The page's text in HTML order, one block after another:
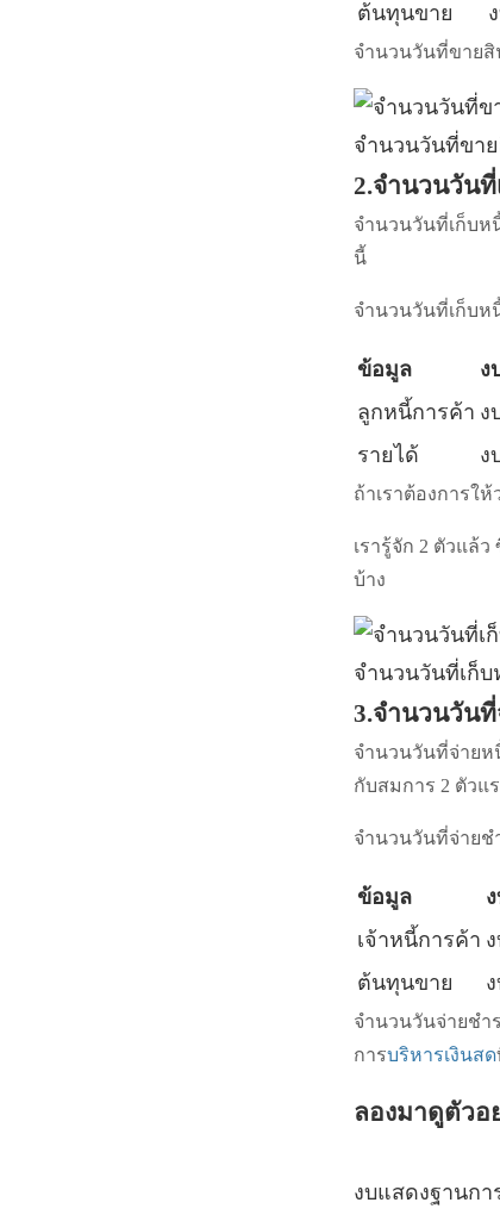
ต้นทุนขาย
จำนวนวันที่ขายสิ
จำนวนวันที่ขา
2.จำนวนวัน
จำนวนวันที่เก็บห
นี้
จำนวนวันที่เก็บห
ข้อมูล
ง
ลูกหนี้การค้า ง
รายได้
ง
ถ้าเราต้องการใ
เรารู้จัก 2 ตัวแล้
บ้าง
จำนวนวันที่เก็บ
3.จำนวนวัน
จำนวนวันที่จ่ายห
กับสมการ 2 ตัวแ
จำนวนวันที่จ่ายช
ข้อมูล
เจ้าหนี้การค้า
ต้นทุนขาย
จำนวนวันจ่ายชำ
การบริหารเงินสด
ลองมาดูตัวอ
งบแสดงฐานกา